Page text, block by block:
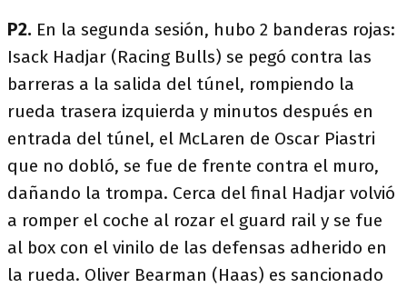
P2. En la segunda sesión, hubo 2 banderas rojas:
Isack Hadjar (Racing Bulls) se pegó contra las
barreras a la salida del túnel, rompiendo la
rueda trasera izquierda y minutos después en
entrada del túnel, el McLaren de Oscar Piastri
que no dobló, se fue de frente contra el muro,
dañando la trompa. Cerca del final Hadjar volvió
a romper el coche al rozar el guard rail y se fue
al box con el vinilo de las defensas adherido en
la rueda. Oliver Bearman (Haas) es sancionado